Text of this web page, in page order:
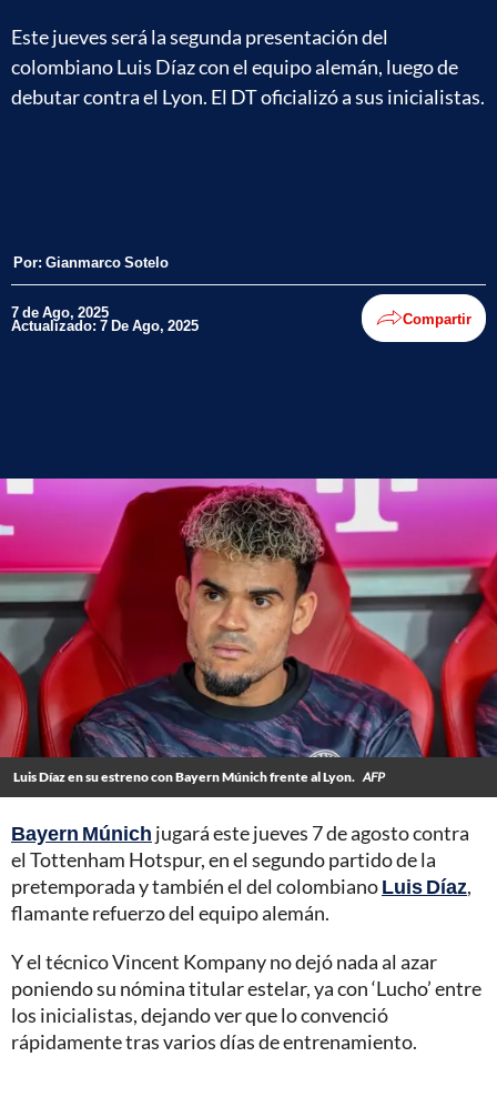
Este jueves será la segunda presentación del
colombiano Luis Díaz con el equipo alemán, luego de
debutar contra el Lyon. El DT oficializó a sus inicialistas.
Por: Gianmarco Sotelo
7 de Ago, 2025
Actualizado: 7 De Ago, 2025 Compartir
Luis Díaz en su estreno con Bayern Múnich frente al Lyon. AFP
Bayern Múnich jugará este jueves 7 de agosto contra
el Tottenham Hotspur, en el segundo partido de la
pretemporada y también el del colombianoLuis Díaz,
flamante refuerzo del equipo alemán.
Y el técnico Vincent Kompany no dejó nada al azar
poniendo su nómina titular estelar, ya con ‘Lucho’ entre
los inicialistas, dejando ver que lo convenció
rápidamente tras varios días de entrenamiento.